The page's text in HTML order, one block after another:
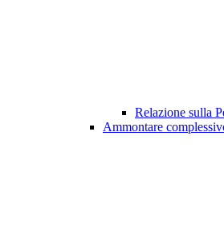
Relazione sulla
Ammontare